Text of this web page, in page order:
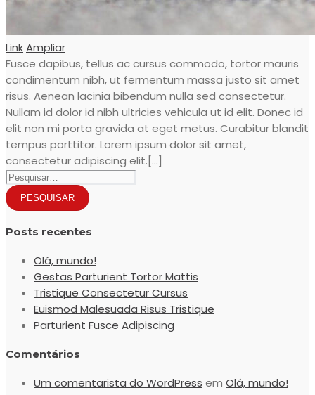
LinkAmpliar
Fusce dapibus, tellus ac cursus commodo, tortor mauris
condimentum nibh, ut fermentum massa justo sit amet
risus. Aenean lacinia bibendum nulla sed consectetur.
Nullam id dolor id nibh ultricies vehicula ut id elit. Donec id
elit non mi porta gravida at eget metus. Curabitur blandit
tempus porttitor. Lorem ipsum dolor sit amet,
consectetur adipiscing elit.[...]
Posts recentes
Olá, mundo!
Gestas Parturient Tortor Mattis
Tristique Consectetur Cursus
Euismod Malesuada Risus Tristique
Parturient Fusce Adipiscing
Comentários
Um comentarista do WordPress em Olá, mundo!